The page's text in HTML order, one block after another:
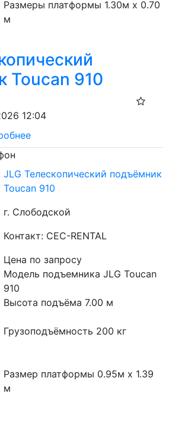
Размеры платформы 1.30м x 0.70
м
Toucan 910​
12:04
JLG Телескопический подъёмник
Toucan 910​
г. Слободской
Контакт: CEC-RENTAL
Цена по запросу
Модель подъемника JLG Toucan
910
Высота подъёма 7.00 м
Грузоподъёмность 200 кг
Размер платформы 0.95м x 1.39
м